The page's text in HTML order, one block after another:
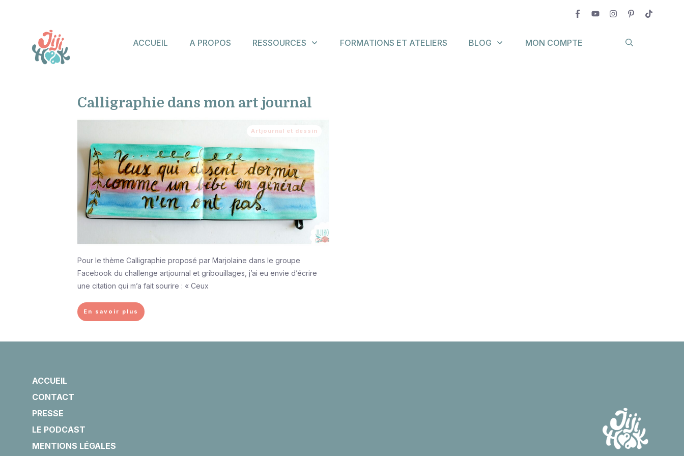
ACCUEIL A PROPOS RESSOURCES FORMATIONS ET ATELIERS BLOG MON COMPTE
Calligraphie dans mon art journal
Artjournal et dessin
Pour le thème Calligraphie proposé par Marjolaine dans le groupe
Facebook du challenge artjournal et gribouillages, j’ai eu envie d’écrire
une citation qui m’a fait sourire : « Ceux
En savoir plus
ACCUEIL
CONTACT
PRESSE
LE PODCAST
MENTIONS LÉGALES